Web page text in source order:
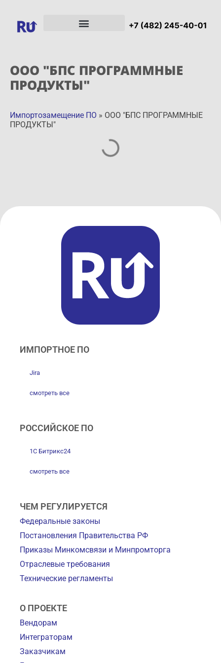
ООО "БПС ПРОГРАММНЫЕ
ПРОДУКТЫ"
Импортозамещение ПО » ООО "БПС ПРОГРАММНЫЕ
ПРОДУКТЫ"
ИМПОРТНОЕ ПО
Jira
смотреть все
РОССИЙСКОЕ ПО
1С Битрикс24
смотреть все
ЧЕМ РЕГУЛИРУЕТСЯ
Федеральные законы
Постановления Правительства РФ
Приказы Минкомсвязи и Минпромторга
Отраслевые требования
Технические регламенты
О ПРОЕКТЕ
Вендорам
Интеграторам
Заказчикам